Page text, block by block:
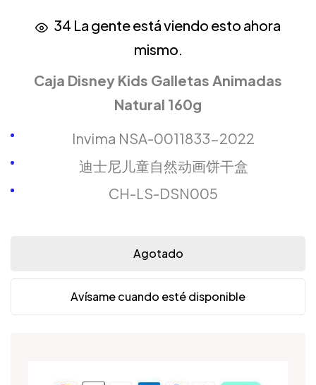
34 La gente está viendo esto ahora
mismo.
Caja Disney Kids Galletas Animadas
Natural 160g
Invima NSA-0011833-2022
迪士尼儿童自然动画饼干盒
CH-LS-DSN005
Agotado
Avísame cuando esté disponible